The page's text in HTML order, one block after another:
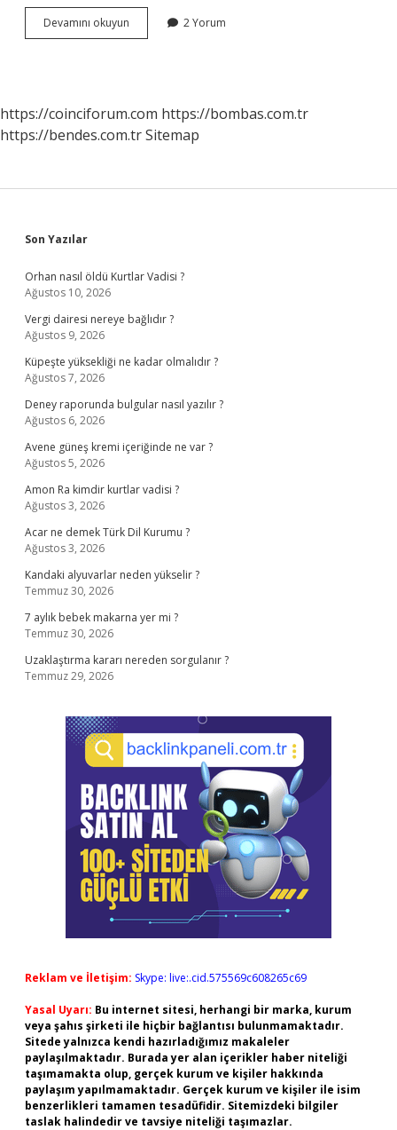
Devamını okuyun
Ve
2 Yorum
https://coinciforum.com https://bombas.com.tr
https://bendes.com.trSitemap
Sidebar
Son Yazılar
Orhan nasıl öldü Kurtlar Vadisi ?
Ağustos 10, 2026
Vergi dairesi nereye bağlıdır ?
Ağustos 9, 2026
Küpeşte yüksekliği ne kadar olmalıdır ?
Ağustos 7, 2026
Deney raporunda bulgular nasıl yazılır ?
Ağustos 6, 2026
Avene güneş kremi içeriğinde ne var ?
Ağustos 5, 2026
Amon Ra kimdir kurtlar vadisi ?
Ağustos 3, 2026
Acar ne demek Türk Dil Kurumu ?
Ağustos 3, 2026
Kandaki alyuvarlar neden yükselir ?
Temmuz 30, 2026
7 aylık bebek makarna yer mi ?
Temmuz 30, 2026
Uzaklaştırma kararı nereden sorgulanır ?
Temmuz 29, 2026
Reklam ve İletişim: Skype: live:.cid.575569c608265c69
Yasal Uyarı: Bu internet sitesi, herhangi bir marka, kurum
veya şahıs şirketi ile hiçbir bağlantısı bulunmamaktadır.
Sitede yalnızca kendi hazırladığımız makaleler
paylaşılmaktadır. Burada yer alan içerikler haber niteliği
taşımamakta olup, gerçek kurum ve kişiler hakkında
paylaşım yapılmamaktadır. Gerçek kurum ve kişiler ile isim
benzerlikleri tamamen tesadüfidir. Sitemizdeki bilgiler
taslak halindedir ve tavsiye niteliği taşımazlar.